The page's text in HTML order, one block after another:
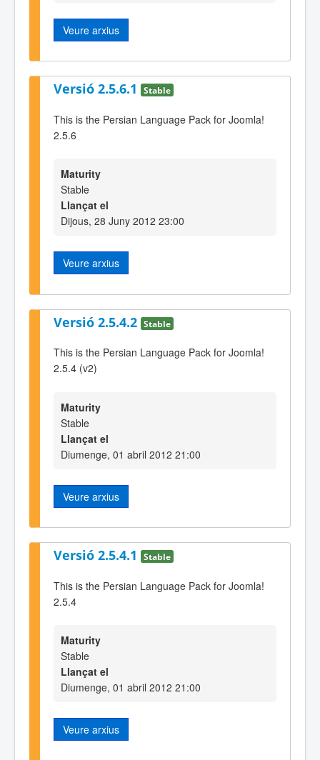
Veure arxius
Versió 2.5.6.1 Stable
This is the Persian Language Pack for Joomla!
2.5.6
Maturity
Stable
Llançat el
Dijous, 28 Juny 2012 23:00
Veure arxius
Versió 2.5.4.2 Stable
This is the Persian Language Pack for Joomla!
2.5.4 (v2)
Maturity
Stable
Llançat el
Diumenge, 01 abril 2012 21:00
Veure arxius
Versió 2.5.4.1 Stable
This is the Persian Language Pack for Joomla!
2.5.4
Maturity
Stable
Llançat el
Diumenge, 01 abril 2012 21:00
Veure arxius